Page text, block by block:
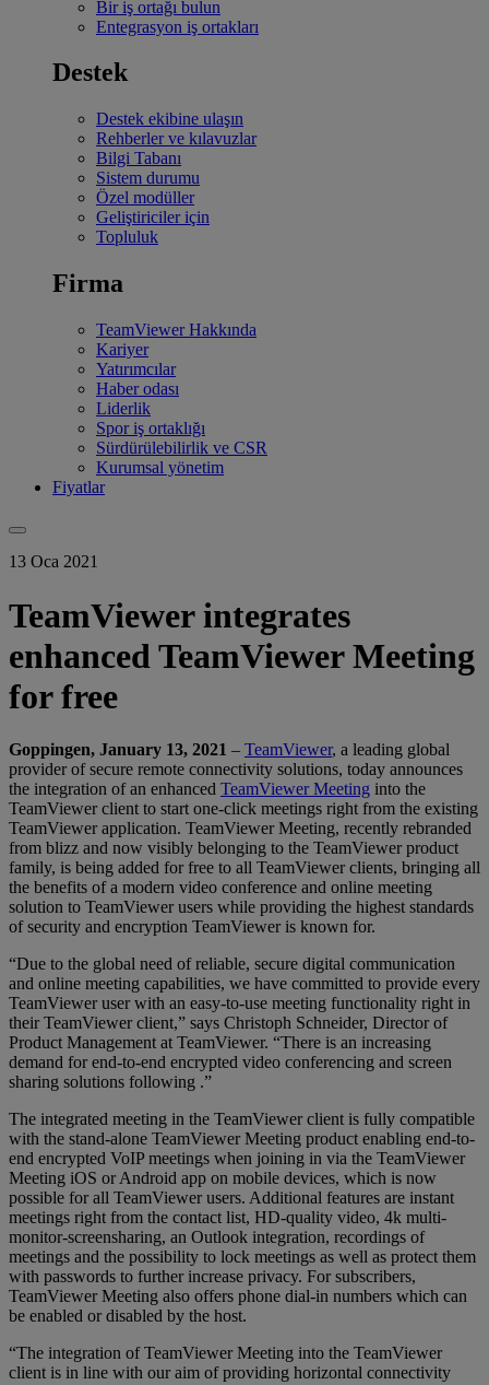
Bir iş ortağı bulun
Entegrasyon iş ortakları
Destek
Destek ekibine ulaşın
Rehberler ve kılavuzlar
Bilgi Tabanı
Sistem durumu
Özel modüller
Geliştiriciler için
Topluluk
Firma
TeamViewer Hakkında
Kariyer
Yatırımcılar
Haber odası
Liderlik
Spor iş ortaklığı
Sürdürülebilirlik ve CSR
Kurumsal yönetim
Fiyatlar
13 Oca 2021
TeamViewer integrates
enhanced TeamViewer Meeting
for free
Goppingen, January 13, 2021 – TeamViewer, a leading global
provider of secure remote connectivity solutions, today announces
the integration of an enhanced TeamViewer Meeting into the
TeamViewer client to start one-click meetings right from the existing
TeamViewer application. TeamViewer Meeting, recently rebranded
from blizz and now visibly belonging to the TeamViewer product
family, is being added for free to all TeamViewer clients, bringing all
the benefits of a modern video conference and online meeting
solution to TeamViewer users while providing the highest standards
of security and encryption TeamViewer is known for.
“Due to the global need of reliable, secure digital communication
and online meeting capabilities, we have committed to provide every
TeamViewer user with an easy-to-use meeting functionality right in
their TeamViewer client,” says Christoph Schneider, Director of
Product Management at TeamViewer. “There is an increasing
demand for end-to-end encrypted video conferencing and screen
sharing solutions following .”
The integrated meeting in the TeamViewer client is fully compatible
with the stand-alone TeamViewer Meeting product enabling end-to-
end encrypted VoIP meetings when joining in via the TeamViewer
Meeting iOS or Android app on mobile devices, which is now
possible for all TeamViewer users. Additional features are instant
meetings right from the contact list, HD-quality video, 4k multi-
monitor-screensharing, an Outlook integration, recordings of
meetings and the possibility to lock meetings as well as protect them
with passwords to further increase privacy. For subscribers,
TeamViewer Meeting also offers phone dial-in numbers which can
be enabled or disabled by the host.
“The integration of TeamViewer Meeting into the TeamViewer
client is in line with our aim of providing horizontal connectivity